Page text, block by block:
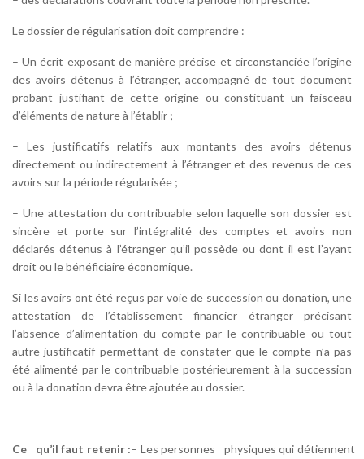
Le dossier de régularisation doit comprendre :
– Un écrit exposant de manière précise et circonstanciée l’origine
des avoirs détenus à l’étranger, accompagné de tout document
probant justifiant de cette origine ou constituant un faisceau
d’éléments de nature à l’établir ;
– Les justificatifs relatifs aux montants des avoirs détenus
directement ou indirectement à l’étranger et des revenus de ces
avoirs sur la période régularisée ;
– Une attestation du contribuable selon laquelle son dossier est
sincère et porte sur l’intégralité des comptes et avoirs non
déclarés détenus à l’étranger qu’il possède ou dont il est l’ayant
droit ou le bénéficiaire économique.
Si les avoirs ont été reçus par voie de succession ou donation, une
attestation de l’établissement financier étranger précisant
l’absence d’alimentation du compte par le contribuable ou tout
autre justificatif permettant de constater que le compte n’a pas
été alimenté par le contribuable postérieurement à la succession
ou à la donation devra être ajoutée au dossier.
Ce qu’il faut retenir:– Les personnes physiques qui détiennent